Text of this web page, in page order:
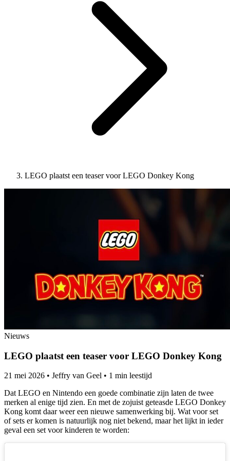
LEGO plaatst een teaser voor LEGO Donkey Kong
Nieuws
LEGO plaatst een teaser voor LEGO Donkey Kong
21 mei 2026 • Jeffry van Geel • 1 min leestijd
Dat LEGO en Nintendo een goede combinatie zijn laten de twee
merken al enige tijd zien. En met de zojuist geteasde LEGO Donkey
Kong komt daar weer een nieuwe samenwerking bij. Wat voor set
of sets er komen is natuurlijk nog niet bekend, maar het lijkt in ieder
geval een set voor kinderen te worden: